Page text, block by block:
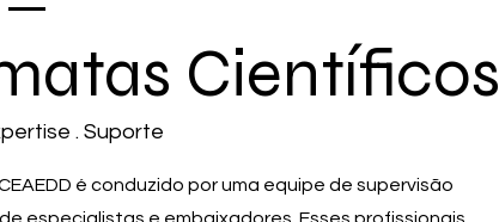
Científicos
. Suporte
é conduzido por uma equipe de supervisão